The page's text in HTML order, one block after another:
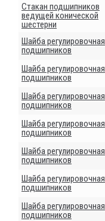
Стакан подшипников
ведущей конической
шестерни
Шайба регулировочная
подшипников
Шайба регулировочная
подшипников
Шайба регулировочная
подшипников
Шайба регулировочная
подшипников
Шайба регулировочная
подшипников
Шайба регулировочная
подшипников
Шайба регулировочная
подшипников